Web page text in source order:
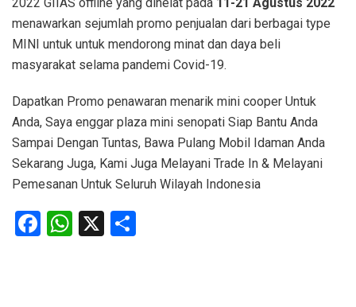
menawarkan sejumlah promo penjualan dari berbagai type
MINI untuk untuk mendorong minat dan daya beli
masyarakat selama pandemi Covid-19.
Dapatkan Promo penawaran menarik mini cooper Untuk
Anda, Saya enggar plaza mini senopati Siap Bantu Anda
Sampai Dengan Tuntas, Bawa Pulang Mobil Idaman Anda
Sekarang Juga, Kami Juga Melayani Trade In & Melayani
Pemesanan Untuk Seluruh Wilayah Indonesia
Facebook
WhatsApp
X